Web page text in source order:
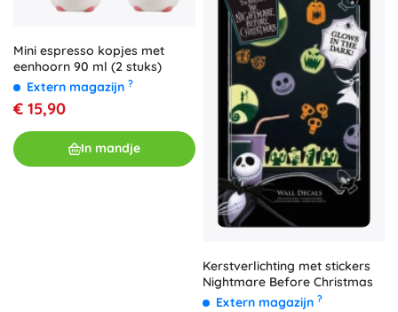
Mini espresso kopjes met
eenhoorn 90 ml (2 stuks)
Extern magazijn ?
€ 15,90
In mandje
Kerstverlichting met stickers
Nightmare Before Christmas
Extern magazijn ?